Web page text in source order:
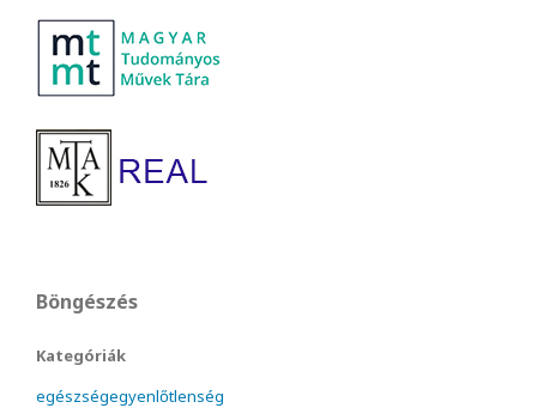
Böngészés
Kategóriák
egészségegyenlőtlenség